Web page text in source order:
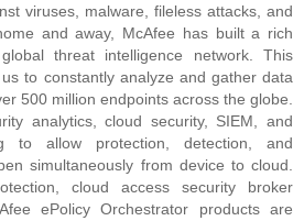
viruses, malware, fileless attacks, and
and away, McAfee has built a rich
threat intelligence network. This
to constantly analyze and gather data
500 million endpoints across the globe.
analytics, cloud security, SIEM, and
to allow protection, detection, and
simultaneously from device to cloud.
cloud access security broker
ePolicy Orchestrator products are